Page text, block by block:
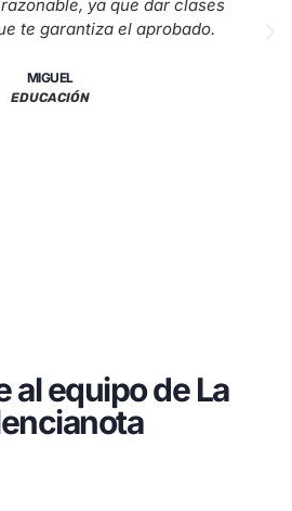
ya que dar clases
te garantiza el aprobado.
MIGUEL
EDUCACIÓN
al equipo de La